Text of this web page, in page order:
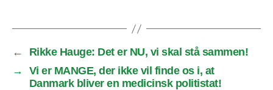
←
Rikke Hauge: Det er NU, vi skal stå sammen!
→
Vi er MANGE, der ikke vil finde os i, at
Danmark bliver en medicinsk politistat!